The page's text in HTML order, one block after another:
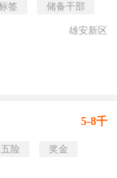
签 储备干部
雄安新区
5-8千
险
奖金